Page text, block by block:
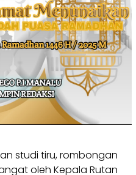
studi tiru, rombongan
oleh Kepala Rutan